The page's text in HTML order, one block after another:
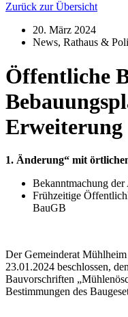
Zurück zur Übersicht
20. März 2024
News, Rathaus &
Öffentliche
Erweiterung
1. Änderung“ mit
Bekanntmachung
Frühzeitige
BauGB
Der Gemeinderat
23.01.2024 beschlossen,
Bauvorschriften
Bestimmungen des